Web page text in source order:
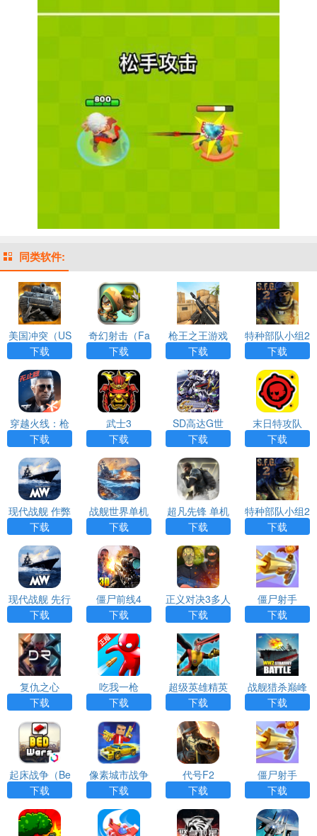
同类软件:
美国冲突（US
Conflict）
下载
奇幻射击（Fa
ntashooting）
下载
枪王之王游戏
APP下载
下载
特种部队小组2
内置作弊菜单
下载
穿越火线：枪
战王者游戏AP
P下载
下载
武士3
下载
SD高达G世
纪：携带版 安
装器游戏APP
下载
下载
末日特攻队
下载
现代战舰 作弊
菜单
下载
战舰世界单机
版
下载
超凡先锋 单机
版下载正版
（Badlander
s）
下载
特种部队小组2
内置修改器
下载
现代战舰 先行
服
下载
僵尸前线4
下载
正义对决3多人
联机版下载安
装最新（Justic
e Rivals 3）
下载
僵尸射手
下载
复仇之心
下载
吃我一枪
下载
超级英雄精英
下载
战舰猎杀巅峰
海战世界(War
ship Hunter W
ar)
下载
起床战争（Be
d Wars）
下载
像素城市战争
下载
代号F2
下载
僵尸射手
下载